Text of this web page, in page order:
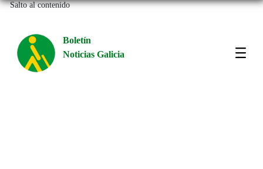
Salto al contenido
Boletín
Noticias Galicia